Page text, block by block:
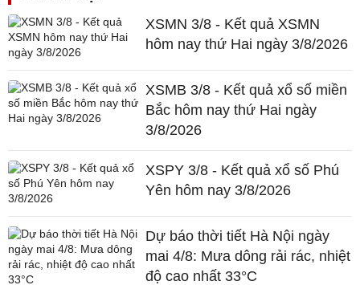
XSMN 3/8 - Kết quả XSMN
hôm nay thứ Hai ngày 3/8/2026
XSMB 3/8 - Kết quả xổ số miền
Bắc hôm nay thứ Hai ngày
3/8/2026
XSPY 3/8 - Kết quả xổ số Phú
Yên hôm nay 3/8/2026
Dự báo thời tiết Hà Nội ngày
mai 4/8: Mưa dông rải rác, nhiệt
độ cao nhất 33°C